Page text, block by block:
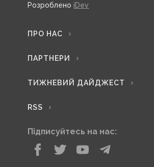
Розроблено iDev
ПРО НАС
ПАРТНЕРИ
ТИЖНЕВИЙ ДАЙДЖЕСТ
RSS
Підписуйтесь на нас: